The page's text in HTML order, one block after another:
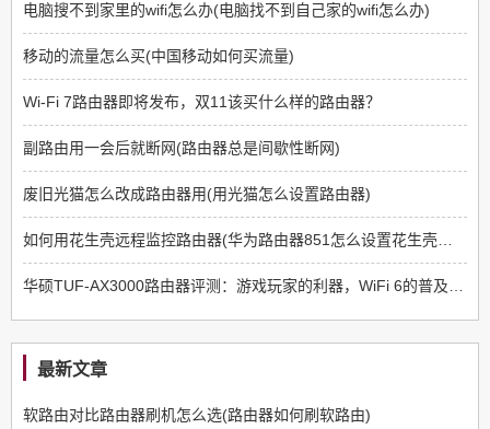
电脑搜不到家里的wifi怎么办(电脑找不到自己家的wifi怎么办)
移动的流量怎么买(中国移动如何买流量)
Wi-Fi 7路由器即将发布，双11该买什么样的路由器？
副路由用一会后就断网(路由器总是间歇性断网)
废旧光猫怎么改成路由器用(用光猫怎么设置路由器)
最新文章
软路由对比路由器刷机怎么选(路由器如何刷软路由)